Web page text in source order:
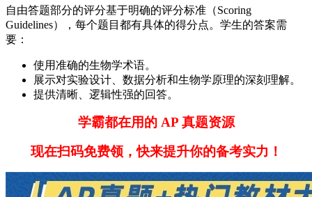
自由答题部分的评分基于明确的评分标准（Scoring
Guidelines），每个题目都有具体的得分点。学生的答案需
要：
使用准确的生物学术语。
展示对实验设计、数据分析和生物学原理的深刻理解。
提供清晰、逻辑性强的回答。
学霸都在用的 AP 真题资源
现在扫码免费领，快来提升你的备考实力！